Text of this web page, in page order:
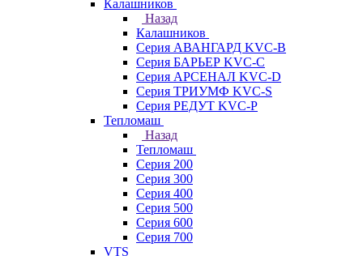
Калашников
Назад
Калашников
Серия АВАНГАРД KVC-B
Серия БАРЬЕР KVC-C
Серия АРСЕНАЛ KVC-D
Серия ТРИУМФ KVC-S
Серия РЕДУТ KVC-P
Тепломаш
Назад
Тепломаш
Серия 200
Серия 300
Серия 400
Серия 500
Серия 600
Серия 700
VTS